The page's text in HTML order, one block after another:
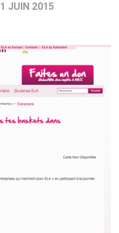
1 JUIN 2015